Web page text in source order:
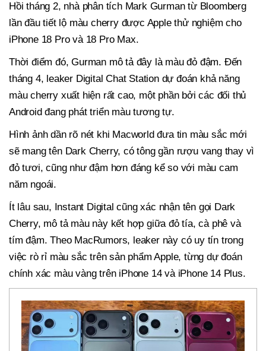
Hồi tháng 2, nhà phân tích Mark Gurman từ Bloomberg
lần đầu tiết lộ màu cherry được Apple thử nghiệm cho
iPhone 18 Pro và 18 Pro Max.
Thời điểm đó, Gurman mô tả đây là màu đỏ đậm. Đến
tháng 4, leaker Digital Chat Station dự đoán khả năng
màu cherry xuất hiện rất cao, một phần bởi các đối thủ
Android đang phát triển màu tương tự.
Hình ảnh dần rõ nét khi Macworld đưa tin màu sắc mới
sẽ mang tên Dark Cherry, có tông gần rượu vang thay vì
đỏ tươi, cũng như đậm hơn đáng kể so với màu cam
năm ngoái.
Ít lâu sau, Instant Digital cũng xác nhận tên gọi Dark
Cherry, mô tả màu này kết hợp giữa đỏ tía, cà phê và
tím đậm. Theo MacRumors, leaker này có uy tín trong
việc rò rỉ màu sắc trên sản phẩm Apple, từng dự đoán
chính xác màu vàng trên iPhone 14 và iPhone 14 Plus.